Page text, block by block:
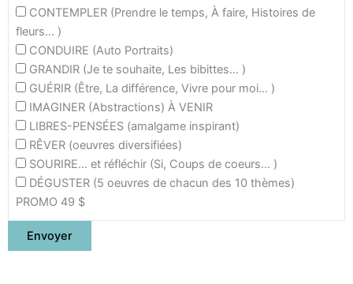
CONTEMPLER (Prendre le temps, À faire, Histoires de
fleurs... )
CONDUIRE (Auto Portraits)
GRANDIR (Je te souhaite, Les bibittes... )
GUÉRIR (Être, La différence, Vivre pour moi... )
IMAGINER (Abstractions) À VENIR
LIBRES-PENSÉES (amalgame inspirant)
RÊVER (oeuvres diversifiées)
SOURIRE... et réfléchir (Si, Coups de coeurs... )
DÉGUSTER (5 oeuvres de chacun des 10 thèmes)
PROMO 49 $
Envoyer